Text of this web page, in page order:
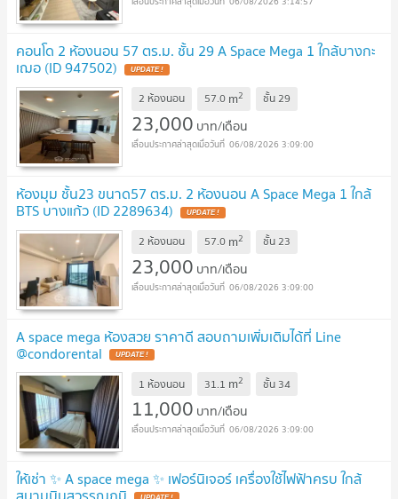
คอนโด 2 ห้องนอน 57 ตร.ม. ชั้น 29 A Space Mega 1 ใกล้บางกะ
เฌอ (ID 947502)
2 ห้องนอน 57.0 m2 ชั้น29
23,000 บาท/เดือน
06/08/2026 3:09:00
ห้องมุม ชั้น23 ขนาด57 ตร.ม. 2 ห้องนอน A Space Mega 1 ใกล้
BTS บางแก้ว (ID 2289634)
2 ห้องนอน 57.0 m2 ชั้น23
23,000 บาท/เดือน
06/08/2026 3:09:00
A space mega ห้องสวย ราคาดี สอบถามเพิ่มเติมได้ที่ Line
@condorental
1 ห้องนอน 31.1 m2 ชั้น 34
11,000 บาท/เดือน
06/08/2026 3:09:00
ให้เช่า ✨ A space mega ✨ เฟอร์นิเจอร์ เครื่องใช้ไฟฟ้าครบ ใกล้